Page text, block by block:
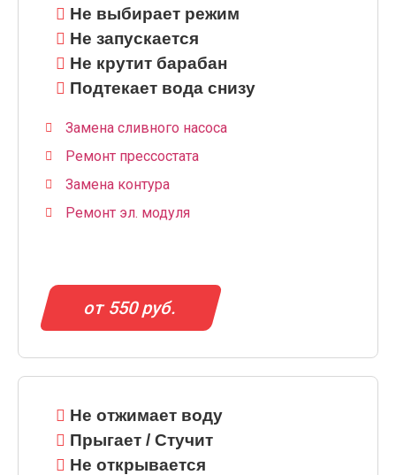
Не выбирает режим
Не запускается
Не крутит барабан
Подтекает вода снизу
Замена сливного насоса
Ремонт прессостата
Замена контура
Ремонт эл. модуля
от 550 руб.
Не отжимает воду
Прыгает / Стучит
Не открывается